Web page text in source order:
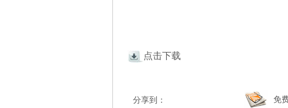
点击下载
分享到： 免